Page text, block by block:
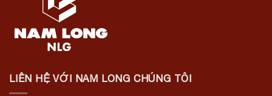
LIÊN HỆ VỚI NAM LONG CHÚNG TÔI